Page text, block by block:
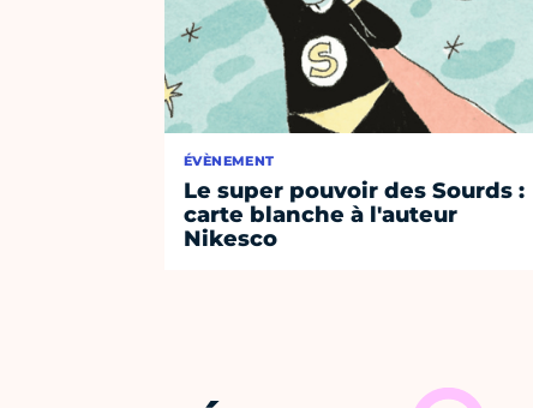
ÉVÈNEMENT
Le super pouvoir des Sourds :
carte blanche à l'auteur
Nikesco